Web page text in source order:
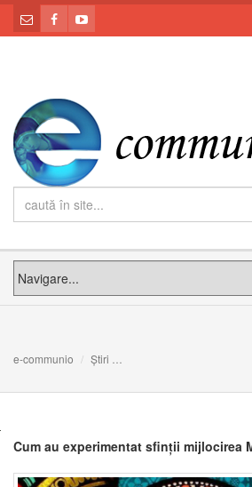
e-communio Știri
Cum au experimentat sfinții mijlocirea